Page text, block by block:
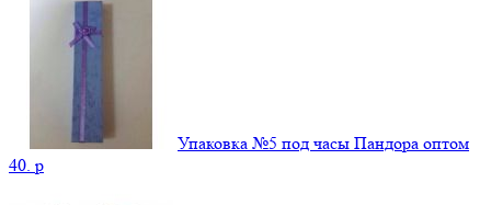
Упаковка №5 под часы Пандора оптом
40. p